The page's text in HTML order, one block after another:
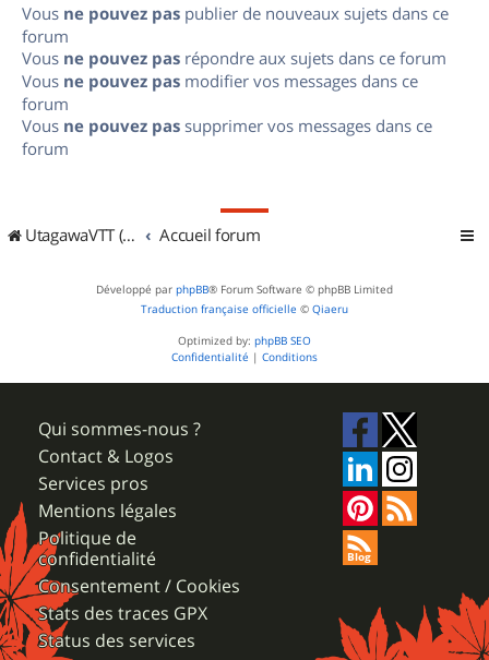
Vous ne pouvez pas publier de nouveaux sujets dans ce
forum
Vous ne pouvez pas répondre aux sujets dans ce forum
Vous ne pouvez pas modifier vos messages dans ce
forum
Vous ne pouvez pas supprimer vos messages dans ce
forum
UtagawaVTT (Randos VTT et VTTAE avec traces GPS) Accueil forum
Développé par phpBB® Forum Software © phpBB Limited
Traduction française officielle © Qiaeru
Optimized by: phpBB SEO
Confidentialité | Conditions
Qui sommes-nous ?
Contact & Logos
Services pros
Mentions légales
Politique de
confidentialité
Consentement / Cookies
Stats des traces GPX
Status des services